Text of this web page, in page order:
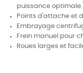
puissance optimale.
Points d'attache et
Embrayage
Frein manuel pour
Roues larges et